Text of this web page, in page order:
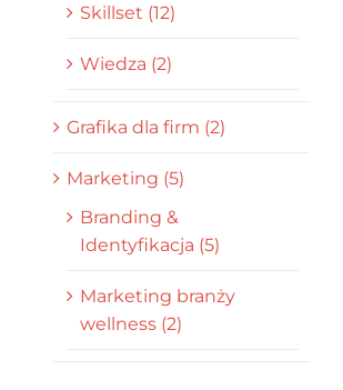
Skillset (12)
Wiedza (2)
Grafika dla firm (2)
Marketing (5)
Branding &
Identyfikacja (5)
Marketing branży
wellness (2)